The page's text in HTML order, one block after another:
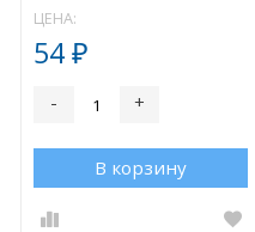
ЦЕНА:
54₽
- +
В корзину